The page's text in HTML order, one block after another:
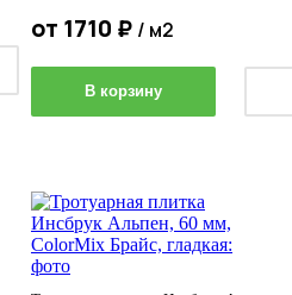
от 1710 ₽ / м2
В корзину